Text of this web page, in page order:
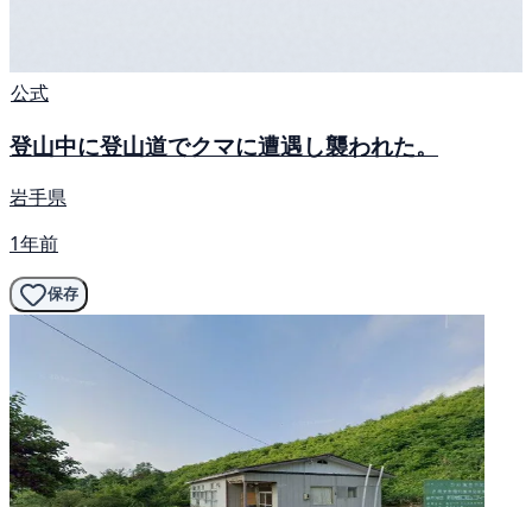
公式
登山中に登山道でクマに遭遇し襲われた。
岩手県
1年前
保存